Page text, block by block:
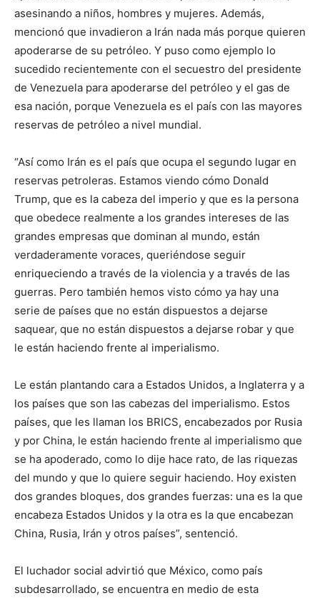
asesinando a niños, hombres y mujeres. Además,
mencionó que invadieron a Irán nada más porque quieren
apoderarse de su petróleo. Y puso como ejemplo lo
sucedido recientemente con el secuestro del presidente
de Venezuela para apoderarse del petróleo y el gas de
esa nación, porque Venezuela es el país con las mayores
reservas de petróleo a nivel mundial.
“Así como Irán es el país que ocupa el segundo lugar en
reservas petroleras. Estamos viendo cómo Donald
Trump, que es la cabeza del imperio y que es la persona
que obedece realmente a los grandes intereses de las
grandes empresas que dominan al mundo, están
verdaderamente voraces, queriéndose seguir
enriqueciendo a través de la violencia y a través de las
guerras. Pero también hemos visto cómo ya hay una
serie de países que no están dispuestos a dejarse
saquear, que no están dispuestos a dejarse robar y que
le están haciendo frente al imperialismo.
Le están plantando cara a Estados Unidos, a Inglaterra y a
los países que son las cabezas del imperialismo. Estos
países, que les llaman los BRICS, encabezados por Rusia
y por China, le están haciendo frente al imperialismo que
se ha apoderado, como lo dije hace rato, de las riquezas
del mundo y que lo quiere seguir haciendo. Hoy existen
dos grandes bloques, dos grandes fuerzas: una es la que
encabeza Estados Unidos y la otra es la que encabezan
China, Rusia, Irán y otros países”, sentenció.
El luchador social advirtió que México, como país
subdesarrollado, se encuentra en medio de esta